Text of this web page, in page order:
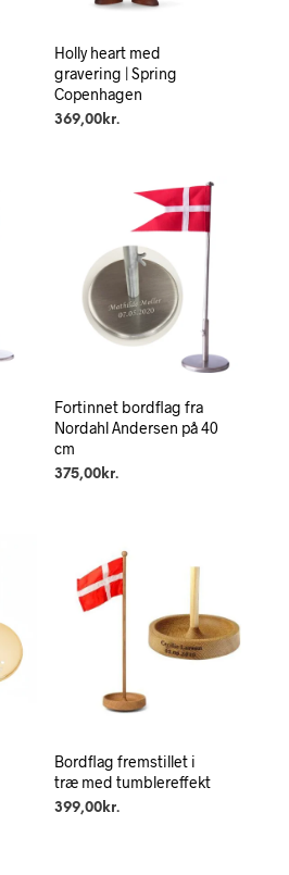
Holly heart med
gravering | Spring
Copenhagen
369,00kr.
Fortinnet bordflag fra
Nordahl Andersen på 40
cm
375,00kr.
Bordflag fremstillet i
træ med tumblereffekt
399,00kr.